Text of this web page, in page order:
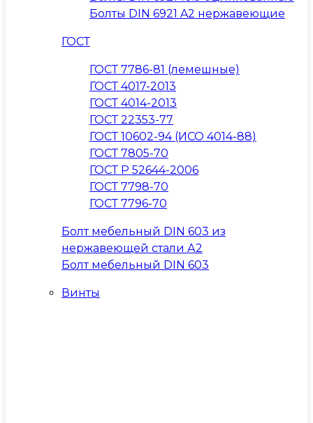
Болты DIN 6921 A2 нержавеющие
ГОСТ
ГОСТ 7786-81 (лемешные)
ГОСТ 4017-2013
ГОСТ 4014-2013
ГОСТ 22353-77
ГОСТ 10602-94 (ИСО 4014-88)
ГОСТ 7805-70
ГОСТ Р 52644-2006
ГОСТ 7798-70
ГОСТ 7796-70
Болт мебельный DIN 603 из
нержавеющей стали А2
Болт мебельный DIN 603
Винты